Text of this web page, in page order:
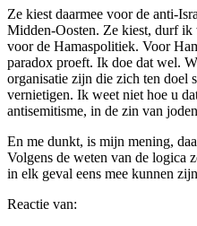
Ze kiest daarmee voor de anti-
Midden-Oosten. Ze kiest, durf ik
voor de Hamaspolitiek. Voor
paradox proeft. Ik doe dat wel.
organisatie zijn die zich ten doel
vernietigen. Ik weet niet hoe u
antisemitisme, in de zin van
En me dunkt, is mijn mening,
Volgens de weten van de logica
in elk geval eens mee kunnen
Reactie van: